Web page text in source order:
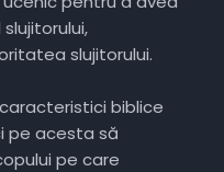
slujitorului.
biblice
pe acesta să
pe care